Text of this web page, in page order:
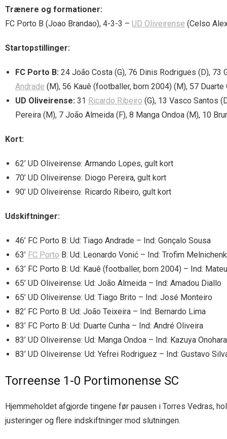
Trænere og formationer:
FC Porto B (Joao Brandao), 4-3-3 – UD Oliveirense (Celso
Startopstillinger:
FC Porto B: 24 João Costa (G), 76 Dinis Rodrigues (D), 73
Andrade (M), 56 Kauê (footballer, born 2004) (M), 57 Duarte
UD Oliveirense: 31 Ricardo Ribeiro (G), 13 Vasco Santos
Pereira (M), 7 João Almeida (F), 8 Manga Ondoa (M), 10
Kort:
62’ UD Oliveirense: Armando Lopes, gult kort
70’ UD Oliveirense: Diogo Pereira, gult kort
90’ UD Oliveirense: Ricardo Ribeiro, gult kort
Udskiftninger:
46’ FC Porto B: Ud: Tiago Andrade – Ind: Gonçalo Sousa
63’ FC Porto B: Ud: Leonardo Vonić – Ind: Trofim
63’ FC Porto B: Ud: Kauê (footballer, born 2004) – Ind:
65’ UD Oliveirense: Ud: João Almeida – Ind: Amadou Diallo
65’ UD Oliveirense: Ud: Tiago Brito – Ind: José Monteiro
82’ FC Porto B: Ud: João Teixeira – Ind: Bernardo Lima
83’ FC Porto B: Ud: Duarte Cunha – Ind: André Oliveira
83’ UD Oliveirense: Ud: Manga Ondoa – Ind: Kazuya Onohara
83’ UD Oliveirense: Ud: Yefrei Rodriguez – Ind: Gustavo
Torreense 1-0 Portimonense SC
Hjemmeholdet afgjorde tingene før pausen i Torres Vedras,
justeringer og flere indskiftninger mod slutningen.